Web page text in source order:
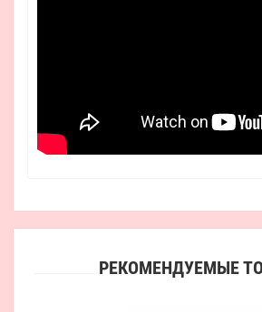
РЕКОМЕНДУЕМЫЕ